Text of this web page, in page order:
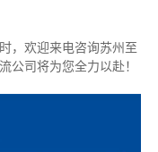
，欢迎来电咨询苏州至
公司将为您全力以赴！